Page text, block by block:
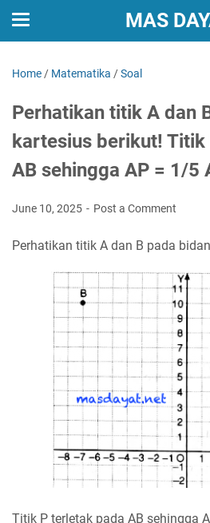
MAS
Home / Matematika /Soal
Perhatikan titik A dan
kartesius berikut!
AB sehingga AP = 1/5
June 10, 2025 Post a Comment
Perhatikan titik A dan B pada
Titik P terletak pada AB sehingga